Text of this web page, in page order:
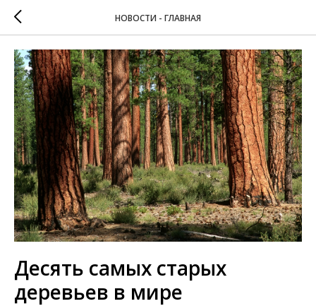
НОВОСТИ - ГЛАВНАЯ
Десять самых старых
деревьев в мире